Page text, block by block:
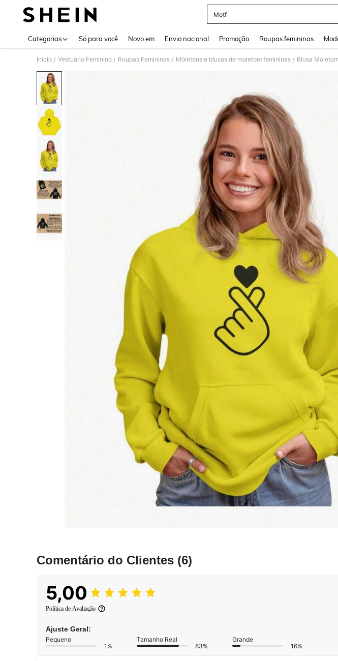
Motf
Categorias Só para você Novo em Envio nacional Promoção Roupas femininas
Início / Vestuário Feminino / Roupas Femininas / Moletons e blusas de moletom femininas /
Comentário do Clientes (6)
5,00
Política de Avaliação
Ajuste Geral:
Pequeno
1%
Tamanho Real
83%
Grande
16%